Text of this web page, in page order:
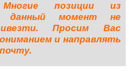
Многие позиции из
данный момент не
Просим Вас
и направлять